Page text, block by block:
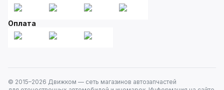
Оплата
© 2015–2026 Движком — сеть магазинов автозапчастей